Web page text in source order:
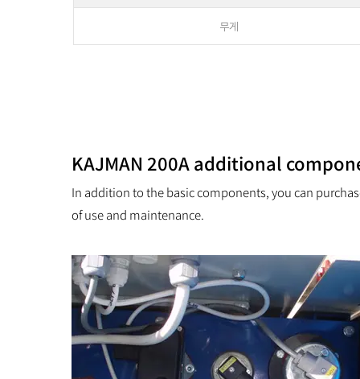
무게
KAJMAN 200A additional
​In addition to the basic components, you can
of use and maintenance.